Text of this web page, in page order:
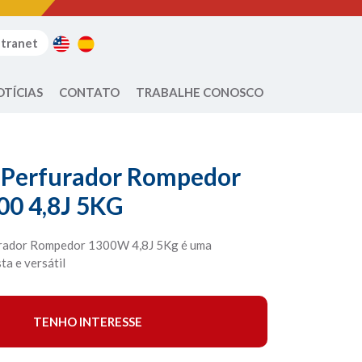
CONTATO TRABALHE CONOSCO
Rompedor
4,8J 5KG
Rompedor 1300W 4,8J 5Kg é uma
e versátil
TENHO INTERESSE